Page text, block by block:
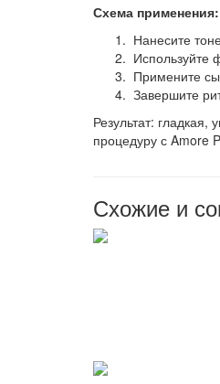
Схема применения:
Нанесите
Используйте
Примените
Завершите
Результат:
процедуру с Amore
Схожие и